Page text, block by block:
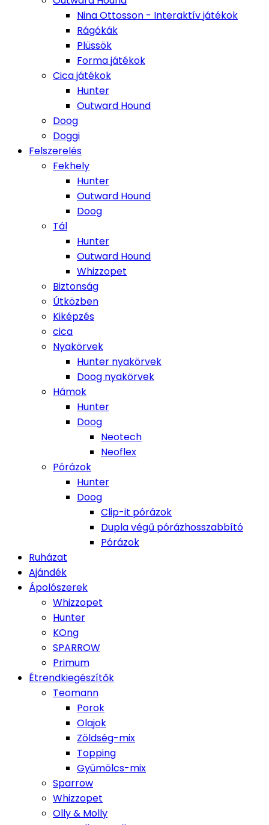
Nina Ottosson - Interaktív játékok
Rágókák
Plüssök
Forma játékok
Cica játékok
Hunter
Outward Hound
Doog
Doggi
Felszerelés
Fekhely
Hunter
Outward Hound
Doog
Tál
Hunter
Outward Hound
Whizzopet
Biztonság
Útközben
Kiképzés
cica
Nyakörvek
Hunter nyakörvek
Doog nyakörvek
Hámok
Hunter
Doog
Neotech
Neoflex
Pórázok
Hunter
Doog
Clip-it pórázok
Dupla végű pórázhosszabbító
Pórázok
Ruházat
Ajándék
Ápolószerek
Whizzopet
Hunter
KOng
SPARROW
Primum
Étrendkiegészítők
Teomann
Porok
Olajok
Zöldség-mix
Topping
Gyümölcs-mix
Sparrow
Whizzopet
Olly & Molly